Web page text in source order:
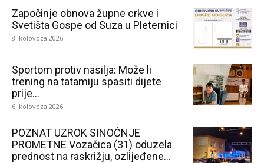
Započinje obnova župne crkve i
Svetišta Gospe od Suza u Pleternici
8. kolovoza 2026.
Sportom protiv nasilja: Može li
trening na tatamiju spasiti dijete
prije...
6. kolovoza 2026.
POZNAT UZROK SINOĆNJE
PROMETNE Vozačica (31) oduzela
prednost na raskrižju, ozlijeđene...